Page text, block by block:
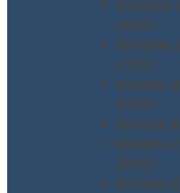
Sistema
14001
Sistema
27001
Sistemi
37001
Sistemi
Sistemi
39001
Sistemi